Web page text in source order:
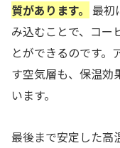
質があります。
最初
み込むことで、コー
とができるのです。
す空気層も、保温効
います。
最後まで安定した高